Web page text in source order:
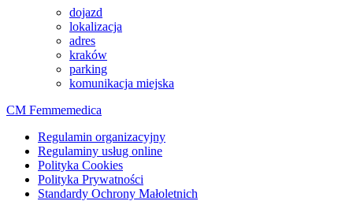
dojazd
lokalizacja
adres
kraków
parking
komunikacja miejska
CM Femmemedica
Regulamin organizacyjny
Regulaminy usług online
Polityka Cookies
Polityka Prywatności
Standardy Ochrony Małoletnich